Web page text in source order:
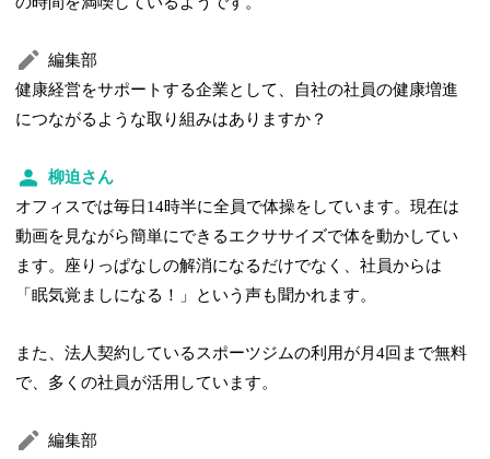
編集部
健康経営をサポートする企業として、自社の社員の健康増進
につながるような取り組みはありますか？
柳迫さん
オフィスでは毎日14時半に全員で体操をしています。現在は
動画を見ながら簡単にできるエクササイズで体を動かしてい
ます。座りっぱなしの解消になるだけでなく、社員からは
「眠気覚ましになる！」という声も聞かれます。
また、法人契約しているスポーツジムの利用が月4回まで無料
で、多くの社員が活用しています。
編集部